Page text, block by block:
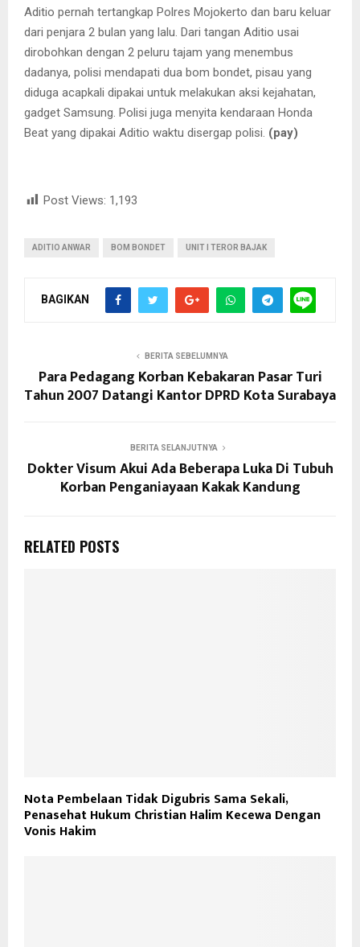
Aditio pernah tertangkap Polres Mojokerto dan baru keluar
dari penjara 2 bulan yang lalu. Dari tangan Aditio usai
dirobohkan dengan 2 peluru tajam yang menembus
dadanya, polisi mendapati dua bom bondet, pisau yang
diduga acapkali dipakai untuk melakukan aksi kejahatan,
gadget Samsung. Polisi juga menyita kendaraan Honda
Beat yang dipakai Aditio waktu disergap polisi. (pay)
Post Views: 1,193
ADITIO ANWAR BOM BONDET UNIT I TEROR BAJAK
BAGIKAN
BERITA SEBELUMNYA
Para Pedagang Korban Kebakaran Pasar Turi
Tahun 2007 Datangi Kantor DPRD Kota Surabaya
BERITA SELANJUTNYA
Dokter Visum Akui Ada Beberapa Luka Di Tubuh
Korban Penganiayaan Kakak Kandung
RELATED POSTS
Nota Pembelaan Tidak Digubris Sama Sekali,
Penasehat Hukum Christian Halim Kecewa Dengan
Vonis Hakim